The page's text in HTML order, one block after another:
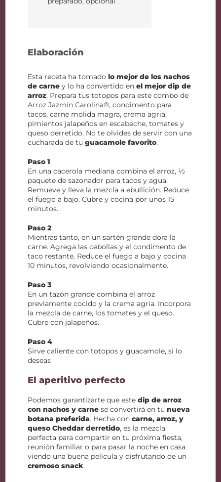
Elaboración
Esta receta ha tomadolo mejor de los nachos
de carne y lo ha convertido enel mejor dip de
arroz. Prepara tus totopos para este combo de
Arroz Jazmín Carolina®, condimento para
tacos, carne molida magra, crema agria,
pimientos jalapeños en escabeche, tomates y
queso derretido. No te olvides de servir con una
cucharada de tuguacamole favorito.
Paso 1
En una cacerola mediana combina el arroz, ½
paquete de sazonador para tacos y agua.
Remueve y lleva la mezcla a ebullición. Reduce
el fuego a bajo. Cubre y cocina por unos 15
minutos.
Paso 2
Mientras tanto, en un sartén grande dora la
carne. Agrega las cebollas y el condimento de
taco restante. Reduce el fuego a bajo y cocina
10 minutos, revolviendo ocasionalmente.
Paso 3
En un tazón grande combina el arroz
previamente cocido y la crema agria. Incorpora
la mezcla de carne, los tomates y el queso.
Cubre con jalapeños.
Paso 4
Sirve caliente con totopos y guacamole, si lo
deseas
El aperitivo perfecto
Podemos garantizarte que estedip de arroz
con nachos y carne se convertirá en tunueva
botana preferida. Hecha concarne, arroz, y
queso Cheddar derretido, es la mezcla
perfecta para compartir en tu próxima fiesta,
reunión familiar o para pasar la noche en casa
viendo una buena película y disfrutando de un
cremoso snack.